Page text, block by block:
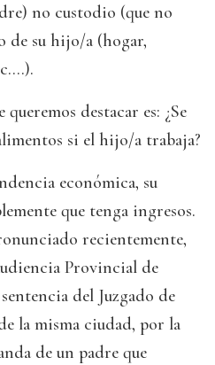
no custodio (que no
de su hijo/a (hogar,
destacar es: ¿Se
si el hijo/a trabaja?
económica, su
que tenga ingresos.
recientemente,
Provincial de
del Juzgado de
la misma ciudad, por la
de un padre que